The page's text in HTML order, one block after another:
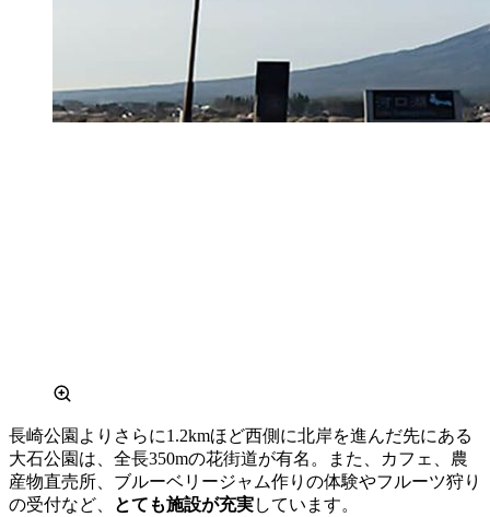
長崎公園よりさらに1.2kmほど西側に北岸を進んだ先にある
大石公園は、全長350mの花街道が有名。また、カフェ、農
産物直売所、ブルーベリージャム作りの体験やフルーツ狩り
の受付など、
とても施設が充実しています。